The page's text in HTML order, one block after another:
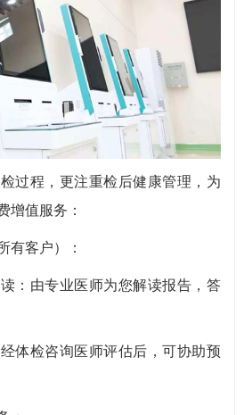
程，更注重检后健康管理，为
增值服务：
客户）：
由专业医师为您解读报告，答
检咨询医师评估后，可协助预